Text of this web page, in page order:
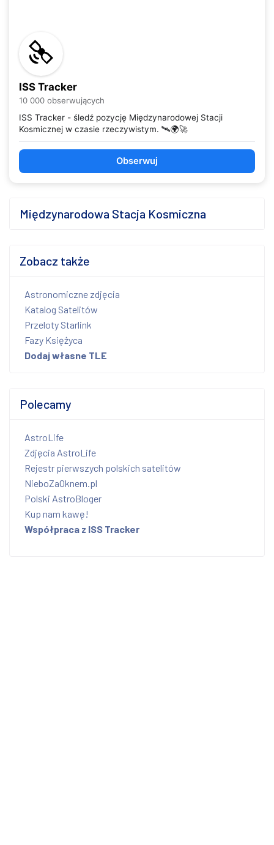
ISS Tracker
10 000 obserwujących
ISS Tracker - śledź pozycję Międzynarodowej Stacji
Kosmicznej w czasie rzeczywistym. 🛰️🌍🚀
Obserwuj
Międzynarodowa Stacja Kosmiczna
Zobacz także
Astronomiczne zdjęcia
Katalog Satelitów
Przeloty Starlink
Fazy Księżyca
Dodaj własne TLE
Polecamy
AstroLife
Zdjęcia AstroLife
Rejestr pierwszych polskich satelitów
NieboZaOknem.pl
Polski AstroBloger
Kup nam kawę!
Współpraca z ISS Tracker